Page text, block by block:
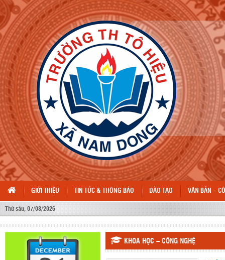
GIỚI THIỆU TIN TỨC & THÔNG BÁO ĐÀO TẠO VĂN BẢN –
Thứ sáu, 07/08/2026
KHOA HỌC – CÔNG NGHỆ